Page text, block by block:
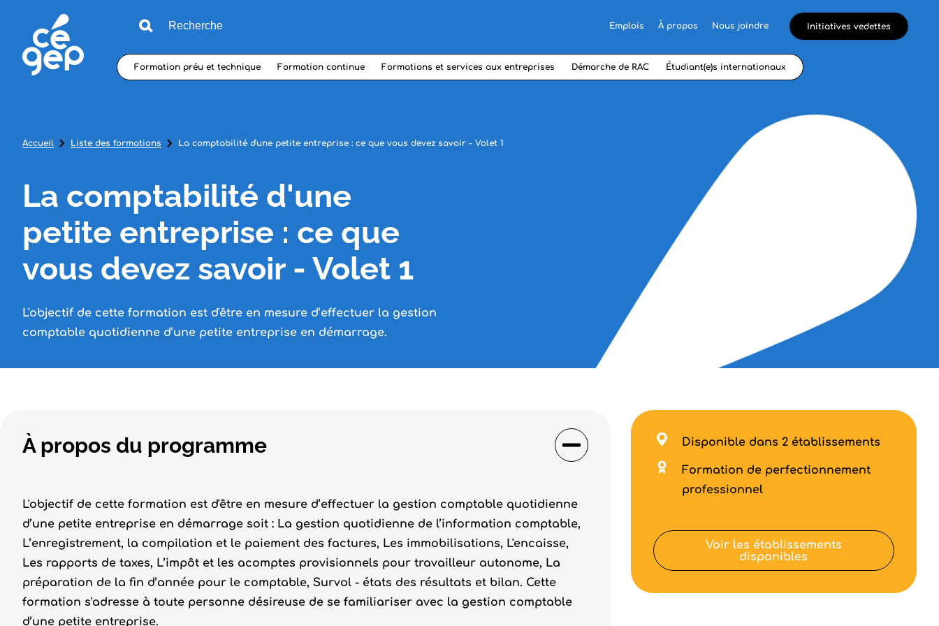
Emplois À propos Nous joindre Initiatives vedettes
Formation préu et technique Formation continue Formations et services aux entreprises Démarche de RAC Étudiant(e)s internationaux
Accueil Liste des formations La comptabilité d'une petite entreprise : ce que vous devez savoir - Volet 1
La comptabilité d'une
petite entreprise : ce que
vous devez savoir - Volet 1
L'objectif de cette formation est d'être en mesure d’effectuer la gestion
comptable quotidienne d’une petite entreprise en démarrage.
À propos du programme
L'objectif de cette formation est d'être en mesure d’effectuer la gestion comptable quotidienne
d’une petite entreprise en démarrage soit : La gestion quotidienne de l’information comptable,
L’enregistrement, la compilation et le paiement des factures, Les immobilisations, L'encaisse,
Les rapports de taxes, L’impôt et les acomptes provisionnels pour travailleur autonome, La
préparation de la fin d’année pour le comptable, Survol - états des résultats et bilan. Cette
formation s'adresse à toute personne désireuse de se familiariser avec la gestion comptable
d’une petite entreprise.
Disponible dans 2 établissements
Formation de perfectionnement
professionnel
Voir les établissements
disponibles